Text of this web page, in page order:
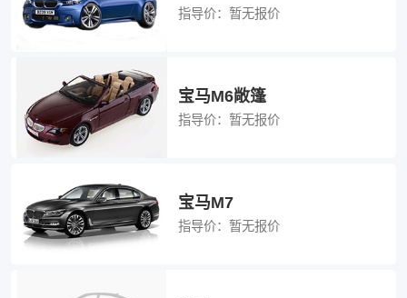
指导价： 暂无报价
宝马M6敞篷
指导价： 暂无报价
宝马M7
指导价： 暂无报价